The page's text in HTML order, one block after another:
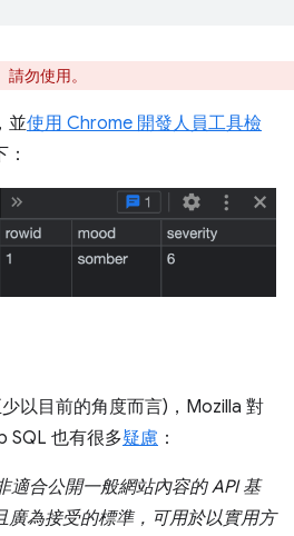
勿使用。
並使用 Chrome 開發人員工具檢
以目前的角度而言)，Mozilla 對
SQL 也有很多疑慮 ：
適合公開一般網站內容的 API 基
廣為接受的標準，可用於以實用方